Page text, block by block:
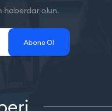
haberdar olun.
Abone Ol